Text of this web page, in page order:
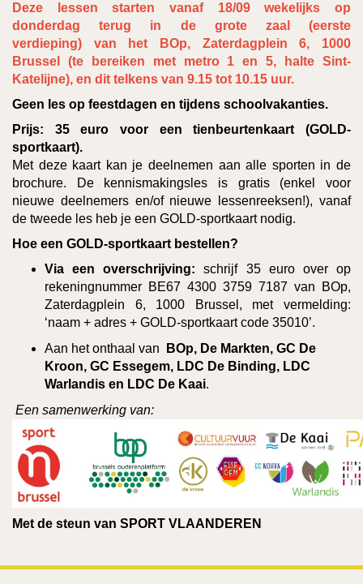
Deze lessen starten vanaf 18/09 wekelijks op
donderdag terug in de grote zaal (eerste
verdieping) van het BOp, Zaterdagplein 6, 1000
Brussel (te bereiken met metro 1 en 5, halte Sint-
Katelijne), en dit telkens van 9.15 tot 10.15 uur.
Geen les op feestdagen en tijdens schoolvakanties.
Prijs:
35 euro voor een tienbeurtenkaart (GOLD-
sportkaart).
Met deze kaart kan je deelnemen aan alle sporten in de
brochure. De kennismakingsles is gratis (enkel voor
nieuwe deelnemers en/of nieuwe lessenreeksen!), vanaf
de tweede les heb je een GOLD-sportkaart nodig.
Hoe een GOLD-sportkaart bestellen?
Via een overschrijving: schrijf 35 euro over op
rekeningnummer BE67 4300 3759 7187 van BOp,
Zaterdagplein 6, 1000 Brussel, met vermelding:
‘naam + adres + GOLD-sportkaart code 35010’.
Aan het onthaal van BOp, De Markten, GC De
Kroon, GC Essegem, LDC De Binding, LDC
Warlandis en LDC De Kaai.
Een samenwerking van:
Met de steun van SPORT VLAANDEREN